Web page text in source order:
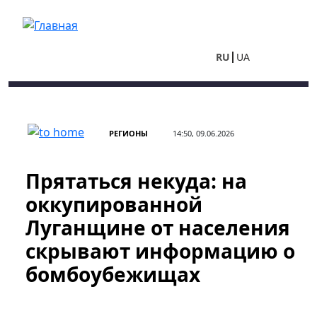
RU UA
РЕГИОНЫ 14:50, 09.06.2026
Прятаться некуда: на
оккупированной
Луганщине от населения
скрывают информацию о
бомбоубежищах